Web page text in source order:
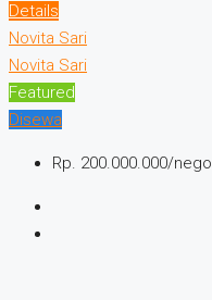
Details
Novita Sari
Novita Sari
Featured
Disewa
Rp. 200.000.000/nego